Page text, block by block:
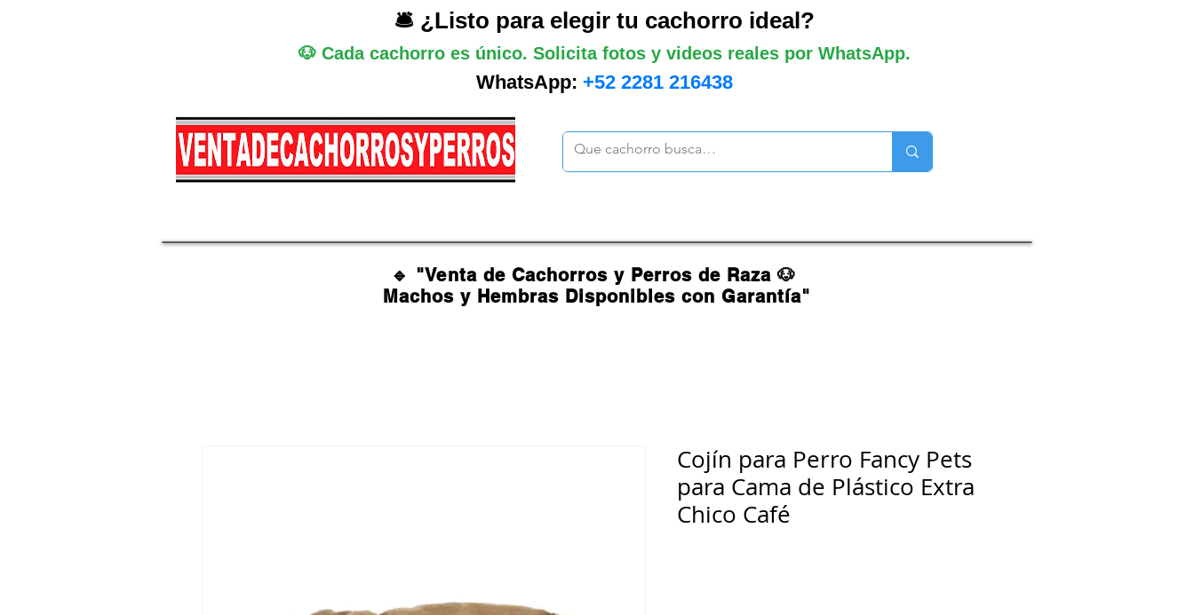
🛎️ ¿Listo para elegir tu cachorro ideal?
🐶 Cada cachorro es único. Solicita fotos y videos reales por WhatsApp.
WhatsApp: +52 2281 216438
🔹 "Venta de Cachorros y Perros de Raza 🐶
Machos y Hembras Disponibles con Garantía"
Cojín para Perro Fancy Pets
para Cama de Plástico Extra
Chico Café